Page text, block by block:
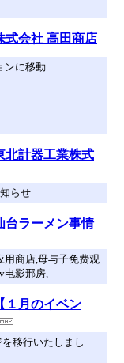
式会社 高田商店
ンに移動
北計器工業株式
らせ
台ラーメン事情
用商店,母与子免费观
电影邢房,
１月のイベン
移行いたしまし